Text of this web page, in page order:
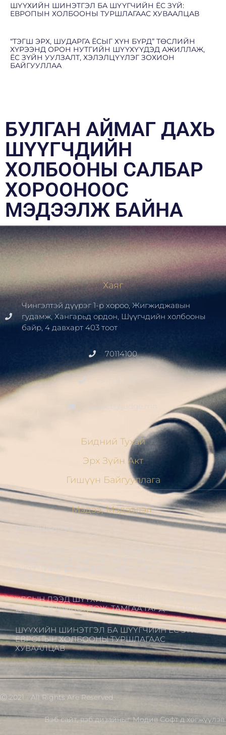
ШҮҮХИЙН ШИНЭТГЭЛ БА ШҮҮГЧИЙН ЁС ЗҮЙ:
ЕВРОПЫН ХОЛБООНЫ ТУРШЛАГААС ХУВААЛЦАВ
“ТЭГШ ЭРХ, ШУДАРГА ЁСЫГ ХҮН БҮРД” ТӨСЛИЙН
ХҮРЭЭНД ОРОН НУТГИЙН ШҮҮХҮҮДЭД АЖИЛЛАЖ,
ЁС ЗҮЙН УУЛЗАЛТ, ХЭЛЭЛЦҮҮЛЭГ ЗОХИОН
БАЙГУУЛЛАА
БУЛГАН АЙМАГ ДАХЬ
ШҮҮГЧДИЙН
ХОЛБООНЫ САЛБАР
ХОРООНООС
МЭДЭЭЛЖ БАЙНА
Хаяг
Чингэлтэй дүүрэг 1-р хороо, Жигжиджавын
гудамж, Хангарьд ордон, Шүүгчдийн холбооны
байр, 4 давхарт 403 тоот
70114100
contact@judge.mn
Бидний Тухай
Эрх Зүйн Акт
Гишүүн Байгууллага
Мэдээ, Мэдээлэл
МЭНДЧИЛГЭЭ
ШҮҮГЧДИЙН ХОЛБООНЫ УДИРДАХ
СОЛИЛЦОВ
УЛСЫН ДЭЭД ШҮҮХИЙН ЕРӨНХИЙ ШҮҮГЧЭЭР
Ц.ЦОГТ ТОМИЛОГДОЖ, ТАМГАА ГАРДАН АВЛАА
ШҮҮХИЙН ШИНЭТГЭЛ БА ШҮҮГЧИЙН ЁС ЗҮЙ:
ЕВРОПЫН ХОЛБООНЫ ТУРШЛАГААС
ХУВААЛЦАВ
Ⓒ 2021 - All Rights Are Reserved
Вэб сайт,вэб дизайныгМодив Софт д хөгжүүлэв.